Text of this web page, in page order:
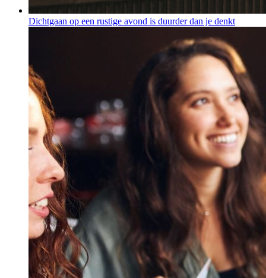
Dichtgaan op een rustige avond is duurder dan je denkt